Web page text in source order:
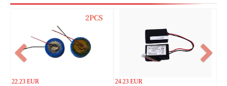
22.23 EUR
24.23 EUR